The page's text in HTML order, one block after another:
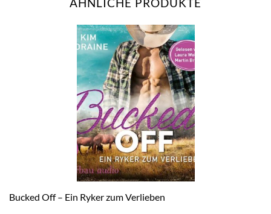
ÄHNLICHE PRODUKTE
Bucked Off – Ein Ryker zum Verlieben